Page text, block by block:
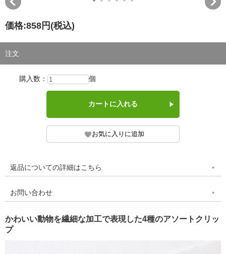
価格:858円 (税込)
注文
購入数： 個
返品についての詳細はこちら
お問い合わせ
かわいい動物を繊細な加工で表現した4種のアソートクリッ
プ